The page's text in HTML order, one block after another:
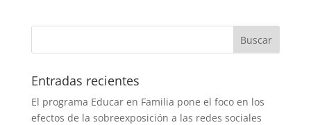
Entradas recientes
El programa Educar en Familia pone el foco en los
efectos de la sobreexposición a las redes sociales